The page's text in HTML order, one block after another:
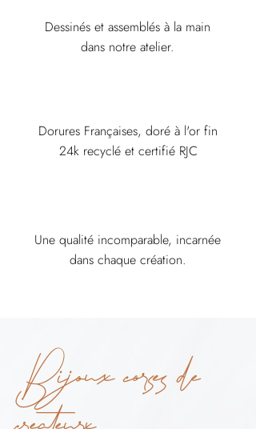
Dessinés et assemblés à la main
dans notre atelier.
Dorures Françaises, doré à l'or fin
24k recyclé et certifié RJC
Une qualité incomparable, incarnée
dans chaque création.
Bijoux corses de